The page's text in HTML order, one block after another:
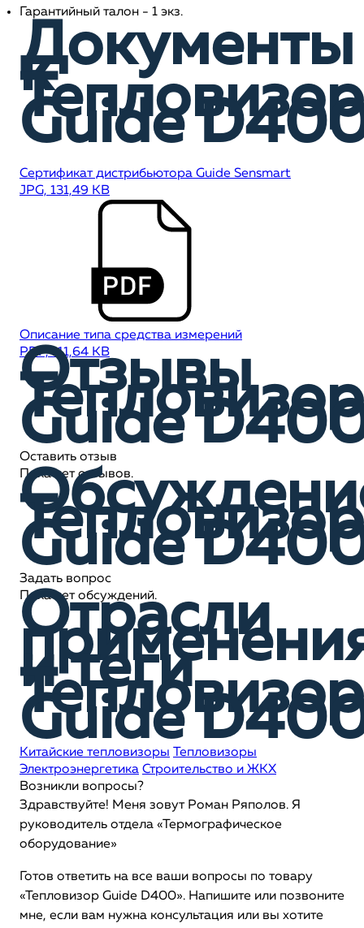
Гарантийный талон - 1 экз.
Документы
к
Тепловизор
Guide
Сертификат дистрибьютора Guide Sensmart
JPG, 131,49 KB
Описание типа средства измерений
PDF, 111,64 KB
Отзывы
Тепловизор
Guide
Оставить отзыв
Пока нет отзывов.
Тепловизор
Guide
Задать вопрос
Пока нет обсуждений.
Отрасли
и теги
Тепловизор
Guide
Китайские тепловизоры
Тепловизоры
Электроэнергетика Строительство и ЖКХ
Возникли вопросы?
Здравствуйте! Меня зовут Роман Ряполов. Я
руководитель отдела «Термографическое
оборудование»
Готов ответить на все ваши вопросы по товару
«Тепловизор Guide D400». Напишите или позвоните
мне, если вам нужна консультация или вы хотите